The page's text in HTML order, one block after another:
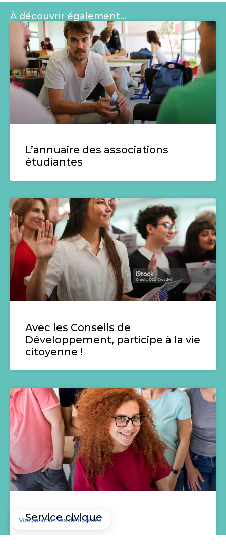
À découvrir également…
L’annuaire des associations
étudiantes
Avec les Conseils de
Développement, participe à la vie
citoyenne !
Service civique